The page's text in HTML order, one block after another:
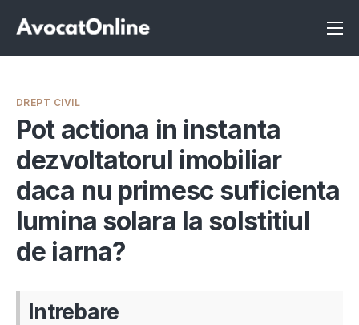
Înscrie-te ca avocat
Servicii
Despre noi
Programeaza consultanta
Intrebari
DREPT CIVIL
Pot actiona in instanta
dezvoltatorul imobiliar
daca nu primesc suficienta
lumina solara la solstitiul
de iarna?
Intrebare